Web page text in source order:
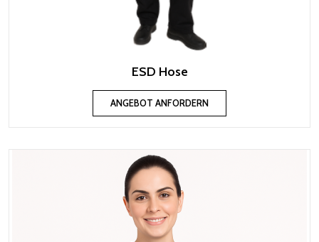
ESD Hose
ANGEBOT ANFORDERN